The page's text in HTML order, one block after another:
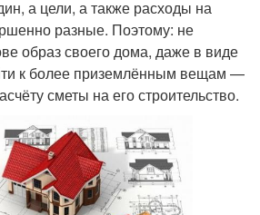
а цели, а также расходы на
разные. Поэтому: не
образ своего дома, даже в виде
к более приземлённым вещам —
сметы на его строительство.